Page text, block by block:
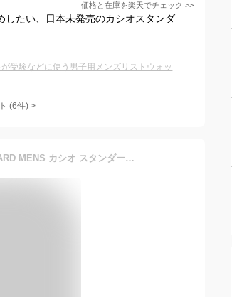
価格と在庫を楽天でチェック >>
したい、日本未発売のカシオスタンダ
受験などに使う男子用メンズリストウォッ
(6件) >
【10年保証】【日本未発売】CASIO STANDARD MENS カシオ スタンダード MTP-V001GL.L 腕時計 時計 ブランド メンズ レディース キッズ 子供 男の子 女の子 チープカシオ チプカシ アナログ 薄型 軽量 ブラック 黒 海外モデル ギフト プレゼント